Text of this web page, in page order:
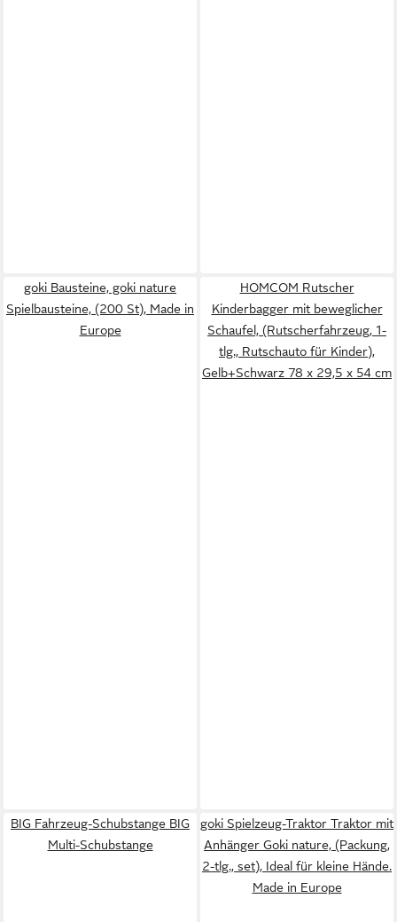
goki Bausteine, goki nature
Spielbausteine, (200 St), Made in
Europe
HOMCOM Rutscher
Kinderbagger mit beweglicher
Schaufel, (Rutscherfahrzeug, 1-
tlg., Rutschauto für Kinder),
Gelb+Schwarz 78 x 29,5 x 54 cm
BIG Fahrzeug-Schubstange BIG
Multi-Schubstange
goki Spielzeug-Traktor Traktor mit
Anhänger Goki nature, (Packung,
2-tlg., set), Ideal für kleine Hände.
Made in Europe